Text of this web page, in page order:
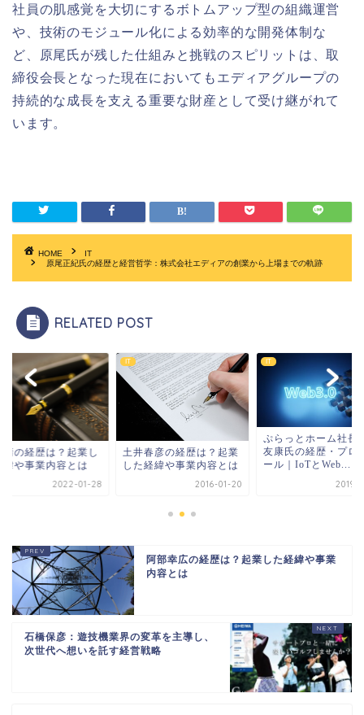
社員の肌感覚を大切にするボトムアップ型の組織運営
や、技術のモジュール化による効率的な開発体制な
ど、原尾氏が残した仕組みと挑戦のスピリットは、取
締役会長となった現在においてもエディアグループの
持続的な成長を支える重要な財産として受け継がれて
います。
HOME
IT
原尾正紀氏の経歴と経営哲学：株式会社エディアの創業から上場までの軌跡
RELATED POST
清の経歴は？起業し
緯や事業内容とは
2022-01-28
IT
土井春彦の経歴は？起業
した経緯や事業内容とは
2016-01-20
IT
ぷらっとホーム社長
友康氏の経歴・プロ
ール｜IoTとWeb...
2019-
阿部幸広の経歴は？起業した経緯や事業
内容とは
石橋保彦：遊技機業界の変革を主導し、
次世代へ想いを託す経営戦略